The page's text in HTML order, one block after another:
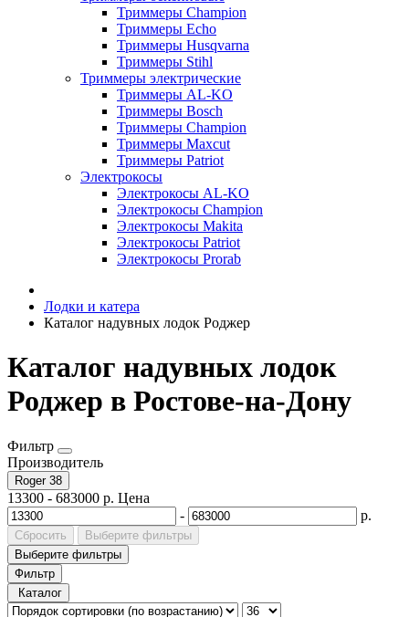
Триммеры Champion
Триммеры Echo
Триммеры Husqvarna
Триммеры Stihl
Триммеры электрические
Триммеры AL-KO
Триммеры Bosch
Триммеры Champion
Триммеры Maxcut
Триммеры Patriot
Электрокосы
Электрокосы AL-KO
Электрокосы Champion
Электрокосы Makita
Электрокосы Patriot
Электрокосы Prorab
Лодки и катера
Каталог надувных лодок Роджер
Каталог надувных лодок
Роджер в Ростове-на-Дону
Фильтр
Производитель
Roger 38
13300 - 683000 р. Цена
-
р.
Сбросить
Выберите фильтры
Выберите фильтры
Фильтр
Каталог